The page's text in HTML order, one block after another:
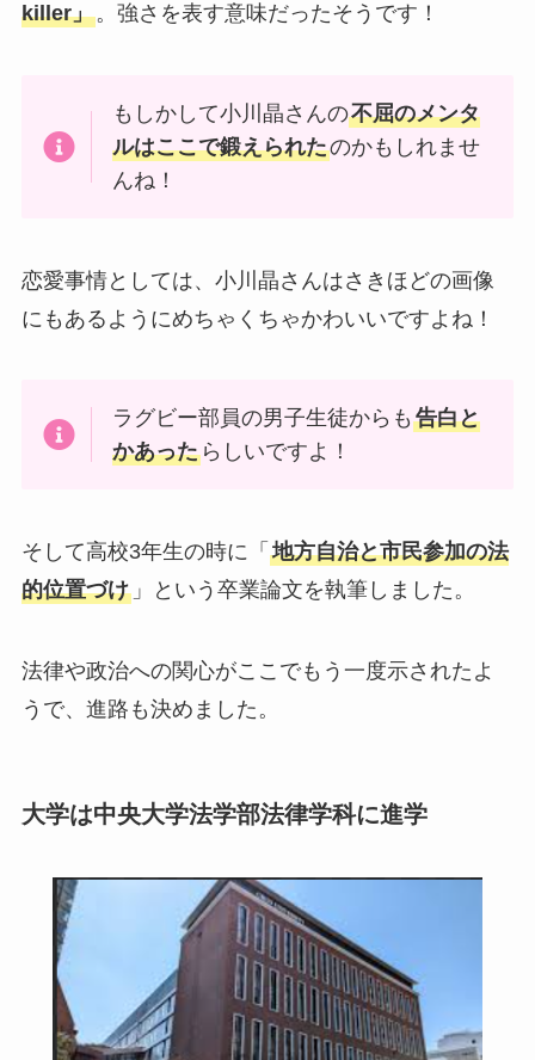
killer」。強さを表す意味だったそうです！
もしかして小川晶さんの不屈のメンタ
ルはここで鍛えられたのかもしれませ
んね！
恋愛事情としては、小川晶さんはさきほどの画像
にもあるようにめちゃくちゃかわいいですよね！
ラグビー部員の男子生徒からも告白と
かあった らしいですよ！
そして高校3年生の時に「 地方自治と市民参加の法
的位置づけ」という卒業論文を執筆しました。
法律や政治への関心がここでもう一度示されたよ
うで、進路も決めました。
大学は中央大学法学部法律学科に進学